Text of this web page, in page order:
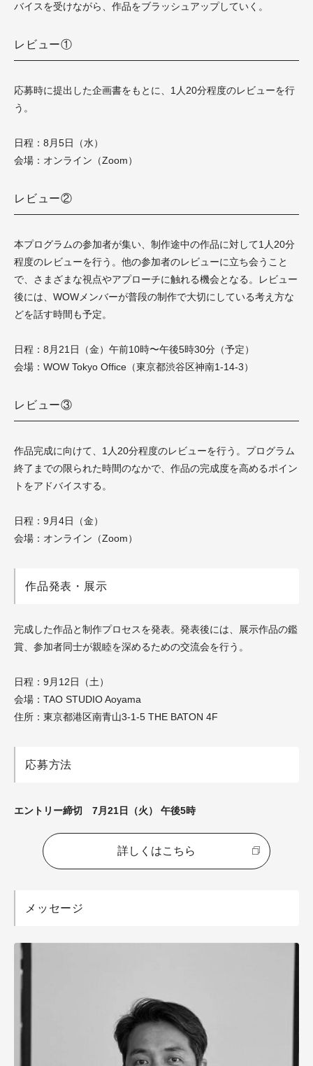
バイスを受けながら、作品をブラッシュアップしていく。
レビュー①
応募時に提出した企画書をもとに、1人20分程度のレビューを行
う。
日程：8月5日（水）
会場：オンライン（Zoom）
レビュー②
本プログラムの参加者が集い、制作途中の作品に対して1人20分
程度のレビューを行う。他の参加者のレビューに立ち会うこと
で、さまざまな視点やアプローチに触れる機会となる。レビュー
後には、WOWメンバーが普段の制作で大切にしている考え方な
どを話す時間も予定。
日程：8月21日（金）午前10時〜午後5時30分（予定）
会場：WOW Tokyo Office（東京都渋谷区神南1-14-3）
レビュー③
作品完成に向けて、1人20分程度のレビューを行う。プログラム
終了までの限られた時間のなかで、作品の完成度を高めるポイン
トをアドバイスする。
日程：9月4日（金）
会場：オンライン（Zoom）
作品発表・展示
完成した作品と制作プロセスを発表。発表後には、展示作品の鑑
賞、参加者同士が親睦を深めるための交流会を行う。
日程：9月12日（土）
会場：TAO STUDIO Aoyama
住所：東京都港区南青山3-1-5 THE BATON 4F
応募方法
エントリー締切 7月21日（火） 午後5時
詳しくはこちら
メッセージ